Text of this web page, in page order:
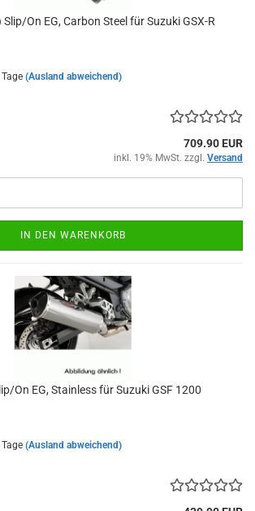
On EG, Carbon Steel für Suzuki GSX-R
(Ausland abweichend)
709.90 EUR
inkl. 19% MwSt. zzgl. Versand
IN DEN WARENKORB
On EG, Stainless für Suzuki GSF 1200
(Ausland abweichend)